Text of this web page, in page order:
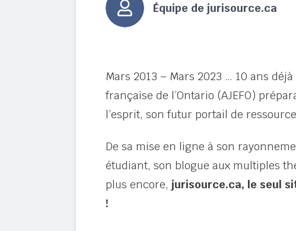
Équipe de jurisource.ca
Mars 2013 – Mars 2023 … 10 ans
française de l’Ontario (AJEFO)
l’esprit, son futur portail de
De sa mise en ligne à son
étudiant, son blogue aux multiples
plus encore, jurisource.ca, le seul
!